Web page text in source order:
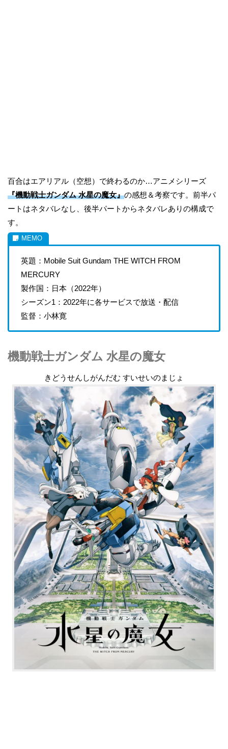
百合はエアリアル（空想）で終わるのか…アニメシリーズ
『機動戦士ガンダム 水星の魔女』の感想＆考察です。前半パ
ートはネタバレなし、後半パートからネタバレありの構成で
す。
英題：Mobile Suit Gundam THE WITCH FROM
MERCURY
製作国：日本（2022年）
シーズン1：2022年に各サービスで放送・配信
監督：小林寛
機動戦士ガンダム 水星の魔女
きどうせんしがんだむ すいせいのまじょ